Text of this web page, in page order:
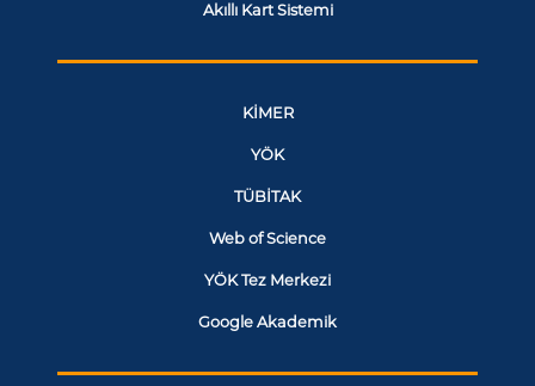
Akıllı Kart Sistemi
KİMER
YÖK
TÜBİTAK
Web of Science
YÖK Tez Merkezi
Google Akademik